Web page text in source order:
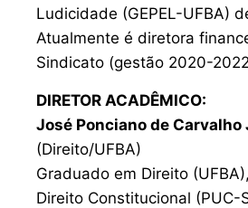
Ludicidade (GEPEL-UFBA)
Atualmente é diretora
Sindicato (gestão 2020-
DIRETOR ACADÊMICO:
José Ponciano de Carvalho
(Direito/UFBA)
Graduado em Direito
Direito Constitucional (PUC-